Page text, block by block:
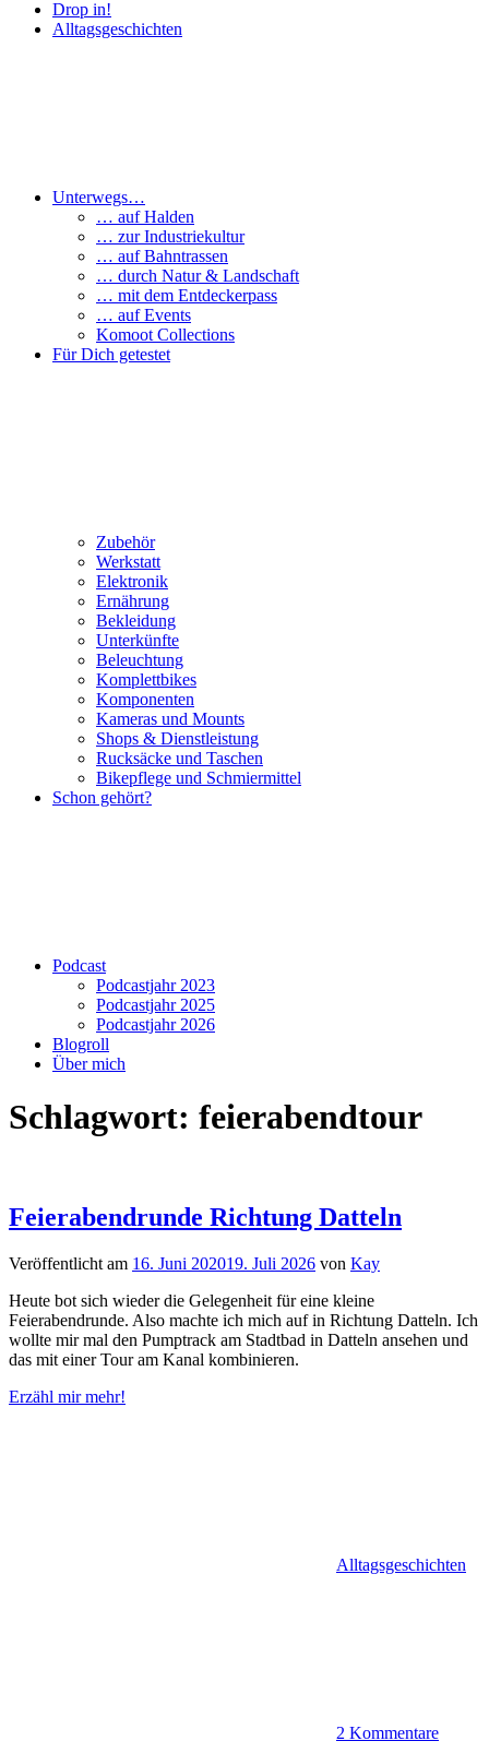
Drop in!
Alltagsgeschichten
Unterwegs…
… auf Halden
… zur Industriekultur
… auf Bahntrassen
… durch Natur & Landschaft
… mit dem Entdeckerpass
… auf Events
Komoot Collections
Für Dich getestet
Zubehör
Werkstatt
Elektronik
Ernährung
Bekleidung
Unterkünfte
Beleuchtung
Komplettbikes
Komponenten
Kameras und Mounts
Shops & Dienstleistung
Rucksäcke und Taschen
Bikepflege und Schmiermittel
Schon gehört?
Podcast
Podcastjahr 2023
Podcastjahr 2025
Podcastjahr 2026
Blogroll
Über mich
Schlagwort: feierabendtour
Feierabendrunde Richtung Datteln
Veröffentlicht am 16. Juni 202019. Juli 2026 von Kay
Heute bot sich wieder die Gelegenheit für eine kleine
Feierabendrunde. Also machte ich mich auf in Richtung Datteln. Ich
wollte mir mal den Pumptrack am Stadtbad in Datteln ansehen und
das mit einer Tour am Kanal kombinieren.
Erzähl mir mehr!
Alltagsgeschichten
2 Kommentare